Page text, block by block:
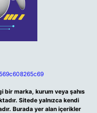
bir marka, kurum veya şahıs
Sitede yalnızca kendi
Burada yer alan içerikler